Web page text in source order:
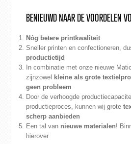
BENIEUWD NAAR DE VOORDELEN
Nóg betere printkwaliteit
Sneller printen en confectioneren,
productietijd
In combinatie met onze nieuwe
zijnzowel kleine als grote
geen probleem
Door de verhoogde
productieproces, kunnen wij grote
scherp aanbieden
Een tal van nieuwe materialen!
hierover